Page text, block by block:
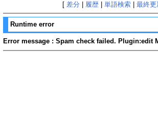
[ 差分 履歴| 単語検索| 最終更
Runtime error
Error message : Spam check failed. Plugin:edit